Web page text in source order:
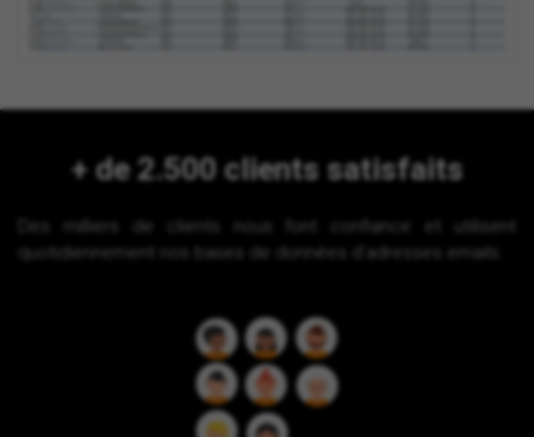
+ de 2.500 clients satisfaits
Des milliers de clients nous font confiance et utilisent
quotidiennement nos bases de données d'adresses emails.